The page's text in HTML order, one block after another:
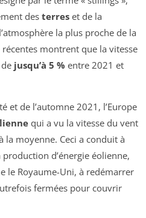
des terres et de la
la plus proche de la
montrent que la vitesse
jusqu’à 5 % entre 2021 et
et de l’automne 2021, l’Europe
qui a vu la vitesse du vent
la moyenne. Ceci a conduit à
d’énergie éolienne,
le Royaume-Uni, à redémarrer
fermées pour couvrir